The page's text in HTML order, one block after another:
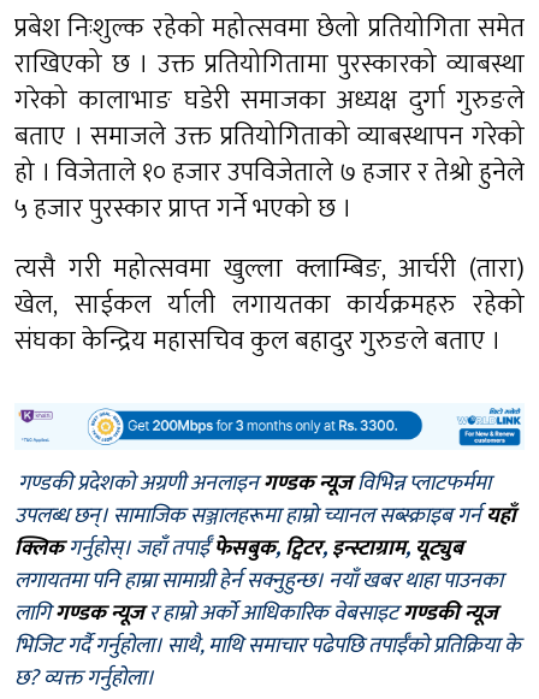
प्रबेश निःशुल्क रहेको महोत्सवमा छेलो प्रतियोगिता समेत
राखिएको छ । उक्त प्रतियोगितामा पुरस्कारको व्याबस्था
गरेको कालाभाङ घडेरी समाजका अध्यक्ष दुर्गा गुरुङले
बताए । समाजले उक्त प्रतियोगिताको व्याबस्थापन गरेको
हो । विजेताले १० हजार उपविजेताले ७ हजार र तेश्रो हुनेले
५ हजार पुरस्कार प्राप्त गर्ने भएको छ ।
त्यसै गरी महोत्सवमा खुल्ला क्लाम्बिङ, आर्चरी (तारा)
खेल, साईकल र्याली लगायतका कार्यक्रमहरु रहेको
संघका केन्द्रिय महासचिव कुल बहादुर गुरुङले बताए ।
गण्डकी प्रदेशको अग्रणी अनलाइनगण्डक न्यूजविभिन्न प्लाटफर्ममा
उपलब्ध छन्। सामाजिक सञ्जालहरूमा हाम्रो च्यानल सब्स्क्राइब गर्नयहाँ
क्लिकगर्नुहोस्। जहाँ तपाईँफेसबुक,ट्विटर,इन्स्टाग्राम, यूट्युब
लगायतमा पनि हाम्रा सामाग्री हेर्न सक्नुहुन्छ। नयाँ खबर थाहा पाउनका
लागिगण्डक न्यूजर हाम्रो अर्को आधिकारिक वेबसाइटगण्डकी न्यूज
भिजिट गर्दै गर्नुहोला। साथै, माथि समाचार पढेपछि तपाईँको प्रतिक्रिया के
छ? व्यक्त गर्नुहोला।